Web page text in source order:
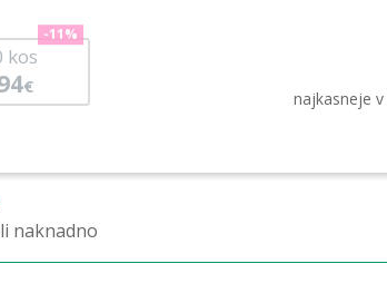
kos
€
-11%
najkasneje v
naknadno